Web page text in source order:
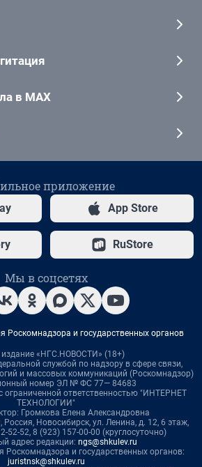
в MAX
приложение
App Store
RuStore
Мы в соцсетях
Роскомнадзора и государственных органов
издание «НГС.НОВОСТИ» (18+)
службой по надзору в сфере связи,
и массовых коммуникаций (Роскомнадзор)
номер ЭЛ № ФС 77— 84683
ограниченной ответственностью "ИНТЕРНЕТ
ТЕХНОЛОГИИ"
Громкова Елена Александровна
Новосибирск, ул. Ленина, д. 12, 6 этаж,
52-52, 8 (923) 157-00-00 (круглосуточно)
адрес редакции: ngs@shkulev.ru
Роскомнадзора и государственных органов:
juristnsk@shkulev.ru